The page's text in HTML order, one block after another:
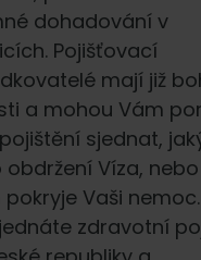
dohadování v
Pojišťovací
mají již
a mohou Vám
sjednat,
obdržení Víza,
Vaši
zdravotní